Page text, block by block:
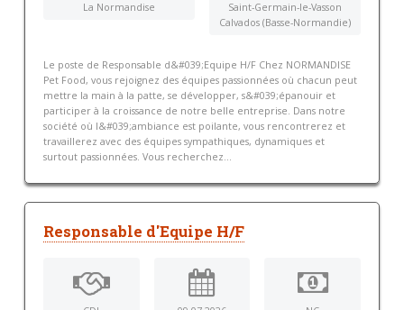
La Normandise
Saint-Germain-le-Vasson
Calvados (Basse-Normandie)
Le poste de Responsable d&#039;Equipe H/F Chez NORMANDISE
Pet Food, vous rejoignez des équipes passionnées où chacun peut
mettre la main à la patte, se développer, s&#039;épanouir et
participer à la croissance de notre belle entreprise. Dans notre
société où l&#039;ambiance est poilante, vous rencontrerez et
travaillerez avec des équipes sympathiques, dynamiques et
surtout passionnées. Vous recherchez...
Responsable d'Equipe H/F